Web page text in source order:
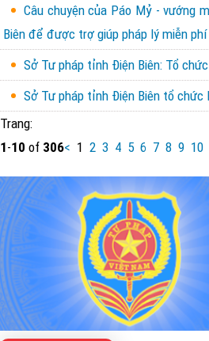
Câu chuyện của Páo Mỷ - vướng
Biên để được trợ giúp pháp lý miễn phí
Sở Tư pháp tỉnh Điện Biên: Tổ
Sở Tư pháp tỉnh Điện Biên tổ chức
Trang:
1-10 of 306< 1 2 3 4 5 6 7 8 9 10